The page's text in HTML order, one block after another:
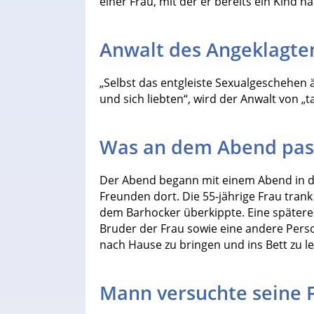
Anwalt des
„Selbst das entgleiste
und sich liebten“, wird der Anwalt von
Was an dem Abend
Der Abend begann mit einem Abend in
Freunden dort. Die 55-jährige Frau
dem Barhocker überkippte. Eine
Bruder der Frau sowie eine andere
nach Hause zu bringen und ins Bett zu
Mann versuchte seine